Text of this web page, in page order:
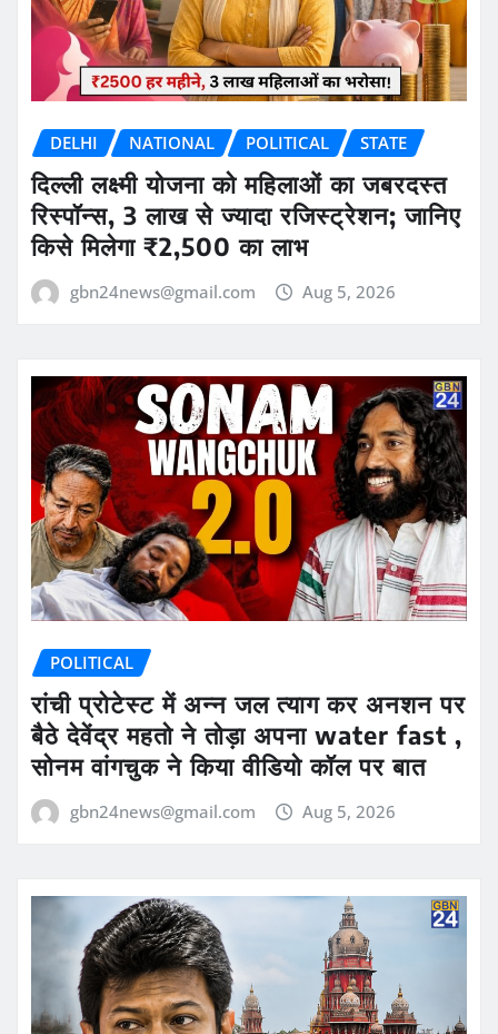
DELHI NATIONAL POLITICAL STATE
दिल्ली लक्ष्मी योजना को महिलाओं का जबरदस्त
रिस्पॉन्स, 3 लाख से ज्यादा रजिस्ट्रेशन; जानिए
किसे मिलेगा ₹2,500 का लाभ
gbn24news@gmail.com Aug 5, 2026
POLITICAL
रांची प्रोटेस्ट में अन्न जल त्याग कर अनशन पर
बैठे देवेंद्र महतो ने तोड़ा अपना water fast ,
सोनम वांगचुक ने किया वीडियो कॉल पर बात
gbn24news@gmail.com Aug 5, 2026